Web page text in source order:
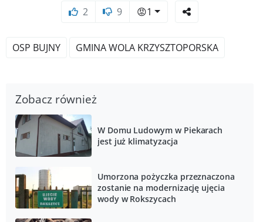
2 9 😡1
OSP BUJNY GMINA WOLA KRZYSZTOPORSKA
Zobacz również
W Domu Ludowym w Piekarach
jest już klimatyzacja
Umorzona pożyczka przeznaczona
zostanie na modernizację ujęcia
wody w Rokszycach